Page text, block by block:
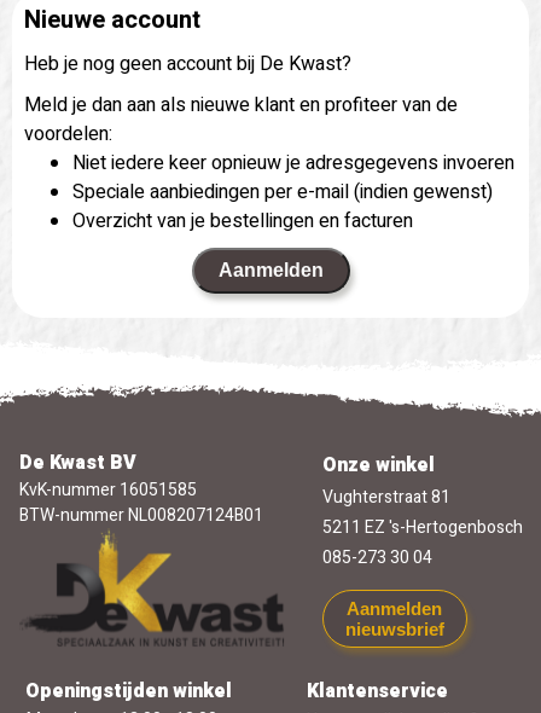
Nieuwe account
Heb je nog geen account bij De Kwast?
Meld je dan aan als nieuwe klant en profiteer van de
voordelen:
Niet iedere keer opnieuw je adresgegevens invoeren
Speciale aanbiedingen per e-mail (indien gewenst)
Overzicht van je bestellingen en facturen
Aanmelden
De Kwast BV
KvK-nummer 16051585
BTW-nummer NL008207124B01
Onze winkel
Vughterstraat 81
5211 EZ 's-Hertogenbosch
085-273 30 04
Aanmelden
nieuwsbrief
Openingstijden winkel Klantenservice